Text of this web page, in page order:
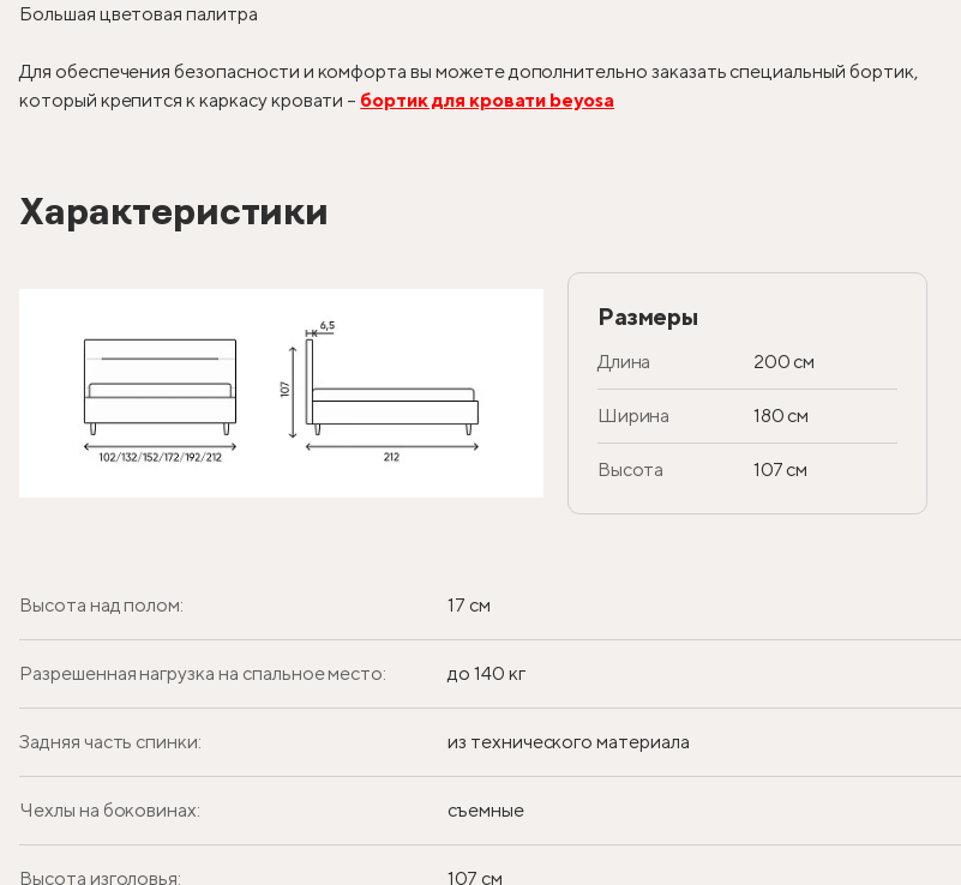
Большая цветовая палитра
Для обеспечения безопасности и комфорта вы можете дополнительно заказать специальный бортик,
который крепится к каркасу кровати – бортик для кровати beyosa
Характеристики
Размеры
Длина 200 см
Ширина 180 см
Высота 107 см
Высота над полом: 17 см
Разрешенная нагрузка на спальное место: до 140 кг
Задняя часть спинки: из технического материала
Чехлы на боковинах: съемные
Высота изголовья: 107 см